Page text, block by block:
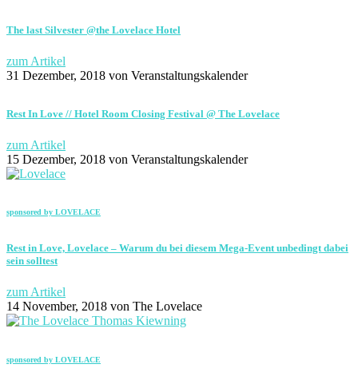
The last Silvester @the Lovelace Hotel
zum Artikel
31 Dezember, 2018 von Veranstaltungskalender
Rest In Love // Hotel Room Closing Festival @ The Lovelace
zum Artikel
15 Dezember, 2018 von Veranstaltungskalender
sponsored by LOVELACE
Rest in Love, Lovelace – Warum du bei diesem Mega-Event unbedingt dabei
sein solltest
zum Artikel
14 November, 2018 von The Lovelace
sponsored by LOVELACE